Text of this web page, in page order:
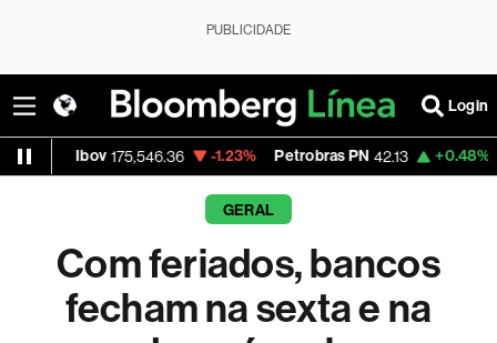
PUBLICIDADE
Login
175,546.36 -1.23% Petrobras PN 42.13 +0.48% Vale
GERAL
Com feriados, bancos
fecham na sexta e na